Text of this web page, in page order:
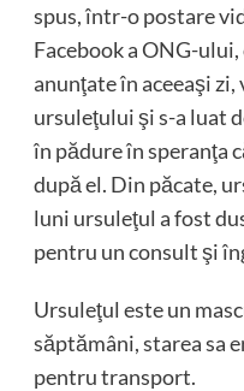
spus, într-o postare
Facebook a ONG-
anunţate în aceeaşi
ursuleţului şi s-a luat
în pădure în speranţa
după el. Din păcate,
luni ursuleţul a fost
pentru un consult şi
Ursuleţul este un
săptămâni, starea sa
pentru transport.